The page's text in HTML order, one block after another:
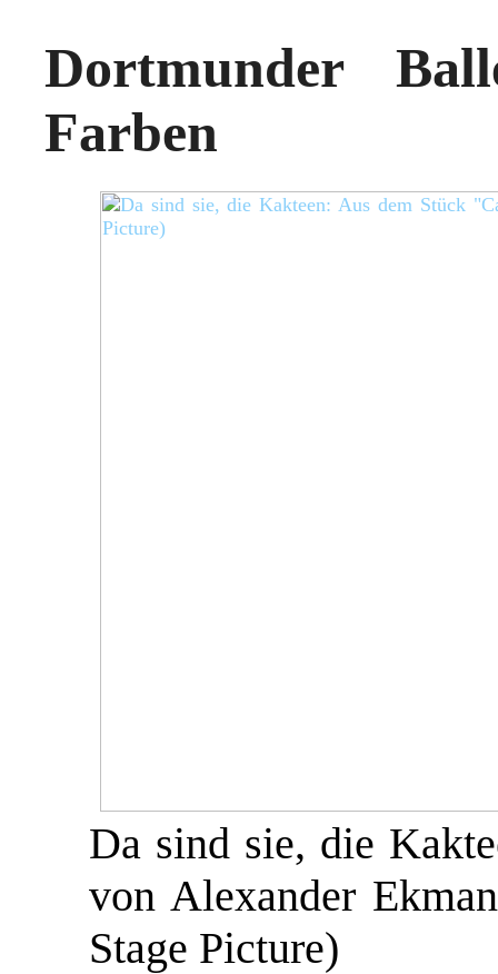
Dortmunder
Farben
Da sind sie, die
von Alexander
Stage Picture)